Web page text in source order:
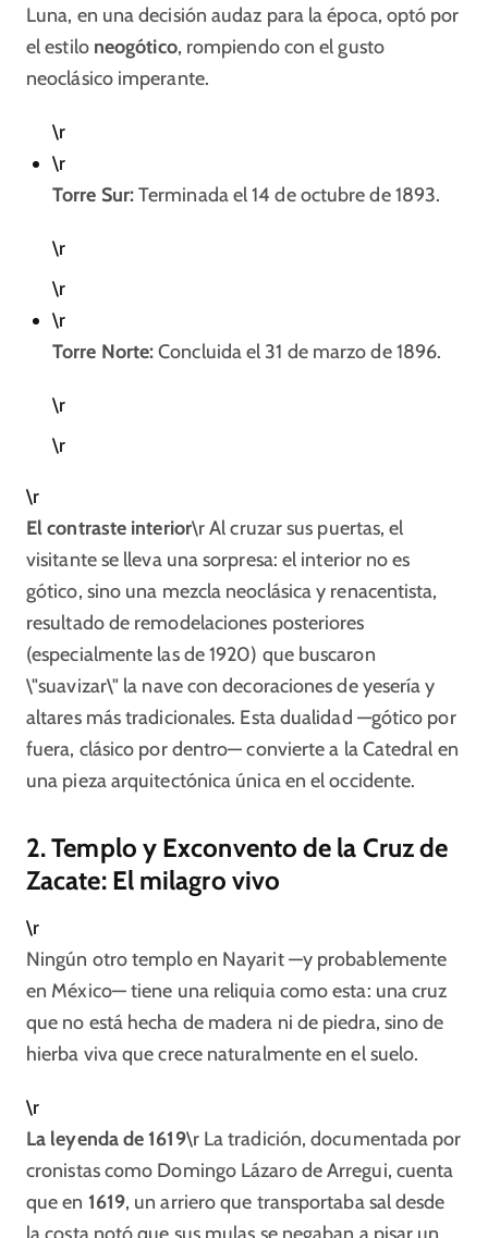
Luna, en una decisión audaz para la época, optó por
el estilo neogótico, rompiendo con el gusto
neoclásico imperante.
\r
\r
Torre Sur:Terminada el 14 de octubre de 1893.
\r
\r
\r
Torre Norte:Concluida el 31 de marzo de 1896.
\r
\r
\r
El contraste interior\r Al cruzar sus puertas, el
visitante se lleva una sorpresa: el interior no es
gótico, sino una mezcla neoclásica y renacentista,
resultado de remodelaciones posteriores
(especialmente las de 1920) que buscaron
\"suavizar\" la nave con decoraciones de yesería y
altares más tradicionales. Esta dualidad —gótico por
fuera, clásico por dentro— convierte a la Catedral en
una pieza arquitectónica única en el occidente.​
2. Templo y Exconvento de la Cruz de
Zacate: El milagro vivo
\r
Ningún otro templo en Nayarit —y probablemente
en México— tiene una reliquia como esta: una cruz
que no está hecha de madera ni de piedra, sino de
hierba viva que crece naturalmente en el suelo.
\r
La leyenda de 1619\r La tradición, documentada por
cronistas como Domingo Lázaro de Arregui, cuenta
que en 1619, un arriero que transportaba sal desde